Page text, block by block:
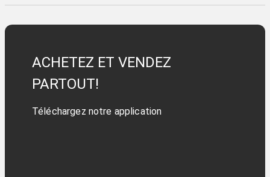
ACHETEZ ET VENDEZ
PARTOUT!
Téléchargez notre application